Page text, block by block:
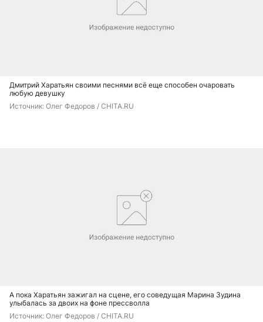
Дмитрий Харатьян своими песнями всё еще способен очаровать
любую девушку
Источник: Олег Федоров / CHITA.RU
А пока Харатьян зажигал на сцене, его соведущая Марина Зудина
улыбалась за двоих на фоне прессволла
Источник: Олег Федоров / CHITA.RU